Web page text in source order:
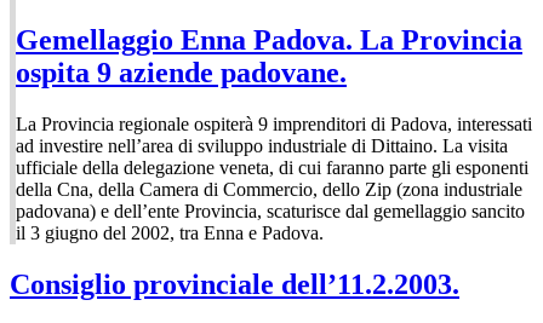
Gemellaggio Enna Padova. La Provincia
ospita 9 aziende padovane.
La Provincia regionale ospiterà 9 imprenditori di Padova, interessati
ad investire nell’area di sviluppo industriale di Dittaino. La visita
ufficiale della delegazione veneta, di cui faranno parte gli esponenti
della Cna, della Camera di Commercio, dello Zip (zona industriale
padovana) e dell’ente Provincia, scaturisce dal gemellaggio sancito
il 3 giugno del 2002, tra Enna e Padova.
Consiglio provinciale dell’11.2.2003.